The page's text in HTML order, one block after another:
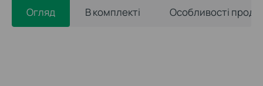
Огляд В комплекті Особливості